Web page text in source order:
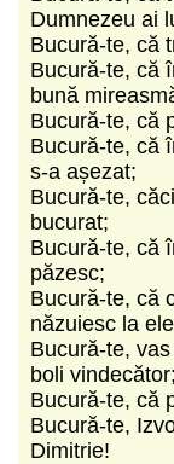
Dumnezeu ai
Bucură-te, că
Bucură-te, că
bună
Bucură-te, că
Bucură-te, că
s-a așezat;
Bucură-te,
bucurat;
Bucură-te, că
păzesc;
Bucură-te, că
năzuiesc la
Bucură-te,
boli vindecător;
Bucură-te, că
Bucură-te,
Dimitrie!